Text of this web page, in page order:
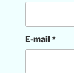
E-mail*